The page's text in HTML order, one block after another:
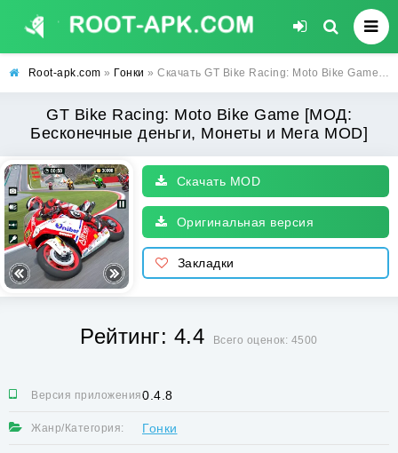
Root-apk.com » Гонки » Скачать GT Bike Racing: Moto Bike Game [МОД: Бесконечные деньги, Монеты и Мега MOD] | Взлом GT Bike Racing: Moto Bike Game на Андроид
GT Bike Racing: Moto Bike Game [МОД:
Бесконечные деньги, Монеты и Мега MOD]
Скачать MOD
Оригинальная версия
Закладки
Рейтинг: 4.4 Всего оценок: 4500
Версия приложения:0.4.8
Жанр/Категория: Гонки